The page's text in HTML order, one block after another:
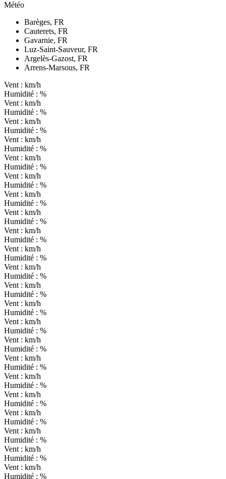
Météo
Barèges, FR
Cauterets, FR
Gavarnie, FR
Luz-Saint-Sauveur, FR
Argelès-Gazost, FR
Arrens-Marsous, FR
Vent : km/h
Humidité : %
Vent : km/h
Humidité : %
Vent : km/h
Humidité : %
Vent : km/h
Humidité : %
Vent : km/h
Humidité : %
Vent : km/h
Humidité : %
Vent : km/h
Humidité : %
Vent : km/h
Humidité : %
Vent : km/h
Humidité : %
Vent : km/h
Humidité : %
Vent : km/h
Humidité : %
Vent : km/h
Humidité : %
Vent : km/h
Humidité : %
Vent : km/h
Humidité : %
Vent : km/h
Humidité : %
Vent : km/h
Humidité : %
Vent : km/h
Humidité : %
Vent : km/h
Humidité : %
Vent : km/h
Humidité : %
Vent : km/h
Humidité : %
Vent : km/h
Humidité : %
Vent : km/h
Humidité : %